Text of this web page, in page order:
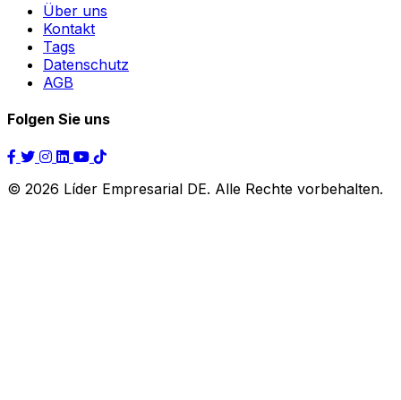
Über uns
Kontakt
Tags
Datenschutz
AGB
Folgen Sie uns
© 2026 Líder Empresarial DE. Alle Rechte vorbehalten.